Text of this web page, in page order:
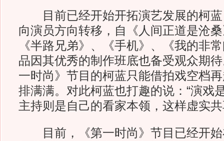
目前已经开始开拓演艺发展的柯蓝
向演员方向转移，自《人间正道是沧
《半路兄弟》、《手机》、《我的非
品因其优秀的制作班底也备受观众期
一时尚》节目的柯蓝只能借拍戏空档
排满满。对此柯蓝也打趣的说：“演戏
主持则是自己的看家本领，这样虚实
目前，《第一时尚》节目已经开始